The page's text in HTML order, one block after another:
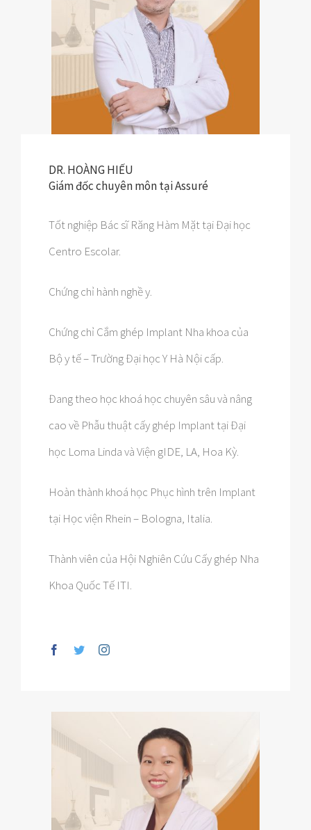
DR. HOÀNG HIẾU
Giám đốc chuyên môn tại Assuré
Tốt nghiệp Bác sĩ Răng Hàm Mặt tại Đại học
Centro Escolar.
Chứng chỉ hành nghề y.
Chứng chỉ Cắm ghép Implant Nha khoa của
Bộ y tế – Trường Đại học Y Hà Nội cấp.
Đang theo học khoá học chuyên sâu và nâng
cao về Phẫu thuật cấy ghép Implant tại Đại
học Loma Linda và Viện gIDE, LA, Hoa Kỳ.
Hoàn thành khoá học Phục hình trên Implant
tại Học viện Rhein – Bologna, Italia.
Thành viên của Hội Nghiên Cứu Cấy ghép Nha
Khoa Quốc Tế ITI.